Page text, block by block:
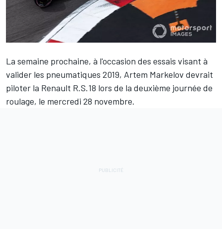
La semaine prochaine, à l'occasion des essais visant à
valider les pneumatiques 2019, Artem Markelov devrait
piloter la Renault R.S.18 lors de la deuxième journée de
roulage, le mercredi 28 novembre.